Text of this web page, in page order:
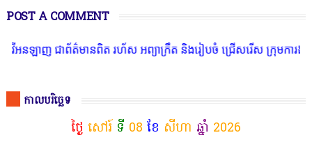
POST A COMMENT
ត៌មានពិត រហ័ស អព្យាក្រឹត និងរៀបចំ ជ្រើសរើស ក្រុមការងារ នៅតាមបណ្
កាលបរិច្ឆេទ
ថ្ងៃ សៅរ៍ទី 08 ខែ សីហា ឆ្នាំ 2026